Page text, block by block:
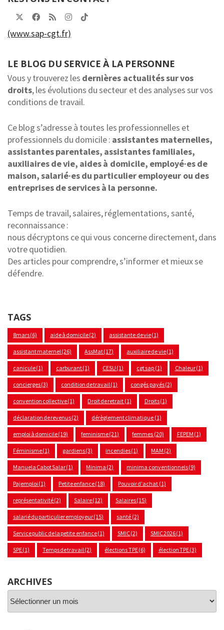
(www.sap-cgt.fr)
LE BLOG DU SERVICE À LA PERSONNE
Vous y trouverez les dernières actualités sur vos
droits, les évolutions du secteur et des analyses sur vos
conditions de travail.
Ce blog s’adresse à toutes les professionnelles et
professionnels du domicile : assistantes maternelles,
assistantes parentales, assistantes familiales,
auxiliaires de vie, aides à domicile, employé·es de
maison, salarié·es du particulier employeur ou des
entreprises de services à la personne.
Temps de travail, salaires, réglementations, santé,
reconnaissance :
nous décryptons ce qui vous concerne directement, dans
votre quotidien.
Des articles pour comprendre, s’informer et mieux se
défendre.
TAGS
8mars(6) aide à domicile(2) assistante de vie(1)
assistant maternel (26) AssMat(17) auxiliaire de vie(1)
canicule(1) carburant(1) CESU (1) cgt sap (1) Chaleur(1)
concierges(3) condition de travail (1) congés payés(2)
convention collective(1) Droit de retrait (1) Droits(1)
déclaration de revenus(2) dérèglement climatique (1)
emploi à domicile(19) feminisme(21) femmes (20) FEPEM (1)
Féminisme(1) gardiens(3) incendies(1) MAM (2)
Manuela Cabot Salar(1) Minima (2) minima conventionnels(9)
Pajemploi (1) Petite enfance(18) Pouvoir d'achat (1)
représentativité(2) Salaire(12) Salaires(15)
salarié du particulier employeur(15) santé (2)
Service public de la petite enfance(1) SMIC(2) SMIC 2026(1)
SPE(1) Temps de travail (2) élections TPE(6) élection TPE(3)
ARCHIVES